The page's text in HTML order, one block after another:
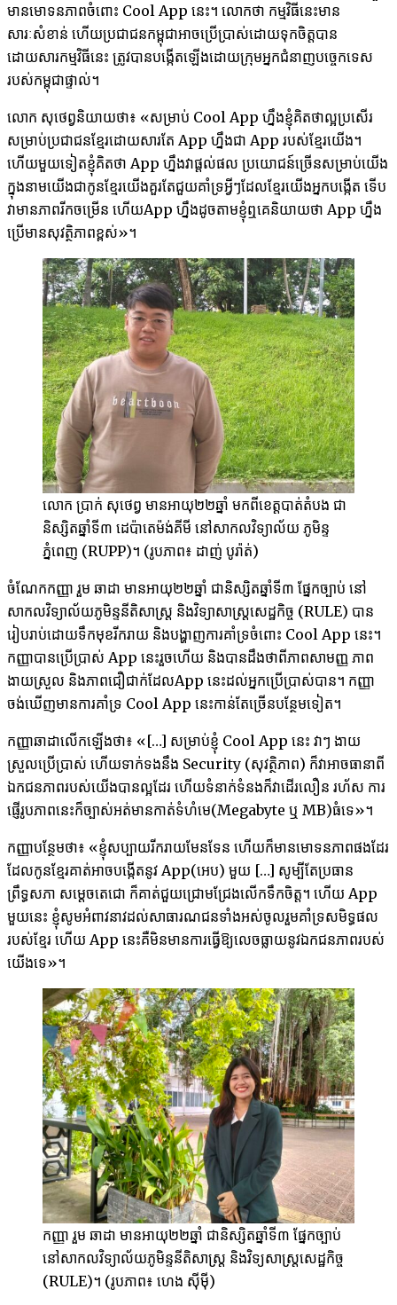
មានមោទនភាពចំពោះ Cool App នេះ។ លោកថា កម្មវិធីនេះមាន
សារៈសំខាន់​​ ​ហើយប្រជាជន​កម្ពុជាអាចប្រើប្រាស់ដោយទុកចិត្តបាន
ដោយសារ​​កម្ម​វិធី​នេះ ត្រូវបាន​បង្កើត​ឡើង​ដោយ​ក្រុម​អ្នក​ជំនាញ​បច្ចេកទេស​
របស់​កម្ពុជា​ផ្ទាល់។
លោក សុថេព្វ​និយាយ​ថា៖ «សម្រាប់ Cool App ហ្នឹង​ខ្ញុំ​គិត​ថា​ល្អ​ប្រសើរ​
សម្រាប់​ប្រជាជន​ខ្មែរដោយសារ​តែ App ហ្នឹង​ជា App របស់​ខ្មែរ​យើង។
ហើយ​មួយ​ទៀត​ខ្ញុំ​គិត​ថា App ហ្នឹង​វា​ផ្តល់​ផល ប្រយោជន៍​ច្រើន​សម្រាប់​យើង
ក្នុង​នាម​យើង​ជា​កូន​ខ្មែរ​យើង​គួរ​តែ​ជួយ​គាំ​ទ្រ​អ្វីៗ​ដែល​ខ្មែរ​យើង​អ្នកបង្កើត ទើប​
វា​មាន​ភាព​រីក​ចម្រើន ហើយ​App ហ្នឹង​ដូច​តាម​ខ្ញុំ​ឮ​គេ​និយាយ​ថា App ហ្នឹង​
ប្រើ​មាន​សុវត្ថិភាព​ខ្ពស់»។
លោក ប្រាក់ សុថេព្វ មាន​អាយុ​២២​ឆ្នាំ មក​ពី​ខេត្ត​បាត់តំបង ជា​
និស្សិត​ឆ្នាំ​ទី​៣ ដេប៉ាតេម៉ង់​គីមី នៅសាកល​វិទ្យាល័យ ភូមិន្ទ​
ភ្នំពេញ (RUPP)។ (រូបភាព៖ ដាញ់ បូរ៉ាត់)
ចំណែក​កញ្ញា រួម ឆាដា មាន​អាយុ​២២​ឆ្នាំ ជា​និស្សិត​ឆ្នាំ​ទី​៣ ផ្នែក​ច្បាប់ នៅ​
សាកល​វិទ្យាល័យ​ភូមិន្ទនីតិសាស្រ្ត និង​វិទ្យាសាស្រ្ត​សេដ្ឋកិច្ច (RULE) បាន​
រៀប​រាប់​ដោយ​ទឹក​មុខ​រីករាយ​ និងបង្ហាញ​ការ​គាំទ្រ​ចំពោះ Cool App នេះ។ ​
កញ្ញាបានប្រើប្រាស់ App នេះរួចហើយ និងបានដឹងថាពី​ភាព​សាមញ្ញ ភាព
ងាយ​ស្រួល និងភាព​ជឿ​ជាក់ដែលApp នេះដល់​អ្នក​ប្រើប្រាស់​បាន។ កញ្ញា
ចង់ឃើញមាន​ការ​គាំទ្រ Cool App នេះកាន់តែច្រើនបន្ថែមទៀត។
កញ្ញាឆាដា​លើកឡើង​ថា៖ «[…] សម្រាប់​ខ្ញុំ Cool App នេះ វាៗ ងាយ​
ស្រួល​ប្រើប្រាស់ ហើយ​ទាក់ទងនឹង Security (សុវត្ថិភាព) ក៏​វា​អាច​ធានា​ពី​
ឯកជនភាព​របស់​យើង​បាន​ល្អ​ដែរ ហើយ​ទំនាក់ទំនង​ក៏​វាដើរ​លឿន រហ័ស ការ​
ផ្ញើ​រូបភាព​នេះ​ក៏​ច្បាស់​អត់​មាន​កាត់​ទំហំ​មេ​(Megabyte ឬ MB)ធំ​ទេ»។
កញ្ញា​បន្ថែម​ថា៖ «ខ្ញុំ​សប្បាយ​រីករាយ​មែន​ទែន ហើយ​ក៏​មាន​មោទនភាព​ផង​ដែរ
ដែល​កូន​ខ្មែរ​គាត់​អាចបង្កើត​នូវ App(អេប) មួយ […] សូម្បីតែ​ប្រធាន​
ព្រឹទ្ធសភា សម្តេច​តេជោ ក៏​គាត់​ជួយ​ជ្រោម​ជ្រែង​លើកទឹក​ចិត្ត។ ហើយ App
មួយ​នេះ ខ្ញុំ​សូម​អំពាវនាវ​ដល់​សាធារណជន​ទាំងអស់​ចូល​រួម​គាំ​ទ្រ​សមិទ្ធផល
របស់​ខ្មែរ ហើយ App នេះគឺ​មិន​មាន​ការ​ធ្វើ​ឱ្យ​លេច​ធ្លាយ​នូវ​ឯកជន​ភាព​របស់​
យើង​ទេ»។
កញ្ញា រួម ឆាដា មាន​អាយុ​២២​ឆ្នាំ ជា​និស្សិត​ឆ្នាំ​ទី​៣ ផ្នែក​ច្បាប់
នៅ​សាកល​វិទ្យាល័យ​ភូមិន្ទនីតិសាស្រ្ត និង​វិទ្យសាស្រ្ត​សេដ្ឋកិច្ច
(RULE)។ (រូបភាព៖ ហេង ស៊ីម៉ី)